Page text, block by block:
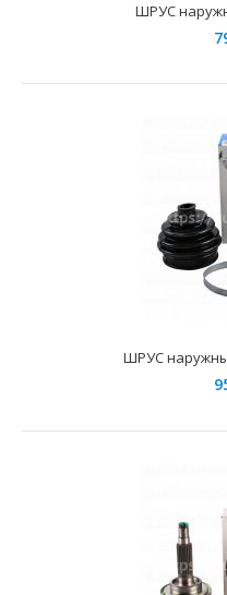
ШРУС внутренний
Chevrolet"
ШРУС
ШРУС